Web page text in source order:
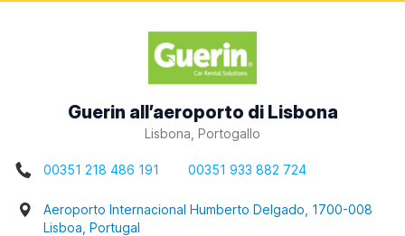
Guerin all’aeroporto di Lisbona
Lisbona, Portogallo
00351 218 486 191 00351 933 882 724
Aeroporto Internacional Humberto Delgado, 1700-008
Lisboa, Portugal